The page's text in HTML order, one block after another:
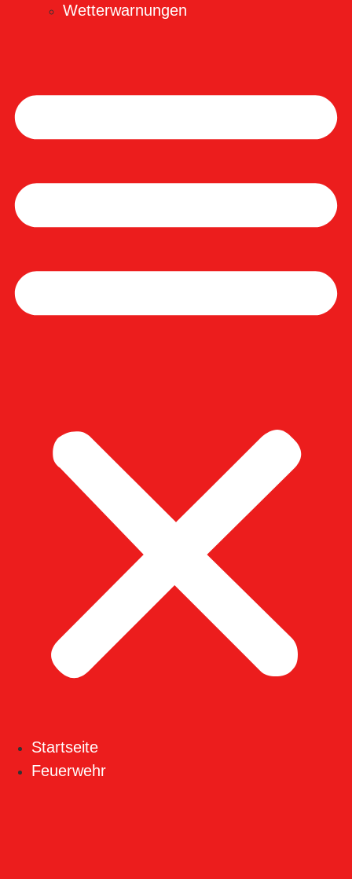
Wetterwarnungen
Startseite
Feuerwehr